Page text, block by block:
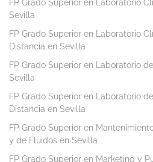
FP Grado Superior en Laboratorio
Sevilla
FP Grado Superior en Laboratorio
Distancia en Sevilla
FP Grado Superior en Laboratorio
Sevilla
FP Grado Superior en Laboratorio
Distancia en Sevilla
FP Grado Superior en
y de Fluidos en Sevilla
FP Grado Superior en Marketing y